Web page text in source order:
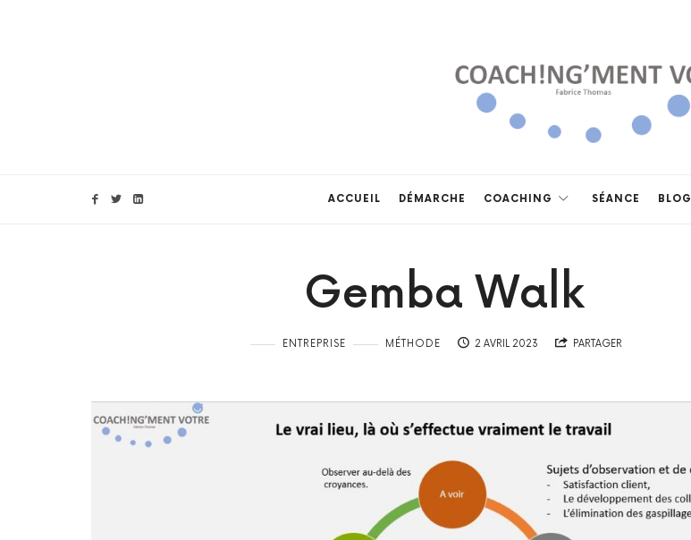
Coach!ng'ment
vôtre
ACCUEIL DÉMARCHE COACHING SÉANCE BLOG
Gemba Walk
ENTREPRISE MÉTHODE 2 AVRIL 2023 PARTAGER